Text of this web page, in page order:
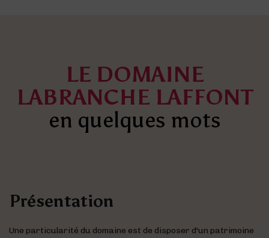
LE DOMAINE
LABRANCHE LAFFONT
en quelques mots
Présentation
Une particularité du domaine est de disposer d'un patrimoine